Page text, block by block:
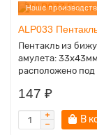
Наше
ALP033
Пентакль из
амулета:
расположено под
147 ₽
В